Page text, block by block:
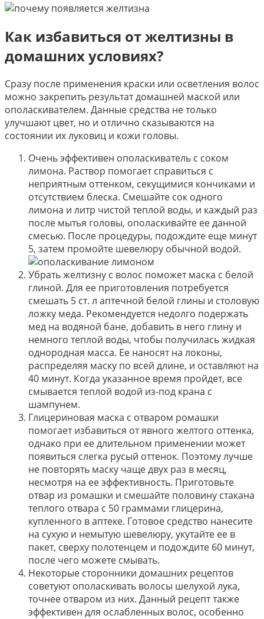
Как избавиться от желтизны в
домашних условиях?
Сразу после применения краски или осветления волос
можно закрепить результат домашней маской или
ополаскивателем. Данные средства не только
улучшают цвет, но и отлично сказываются на
состоянии их луковиц и кожи головы.
Очень эффективен ополаскиватель с соком
лимона. Раствор помогает справиться с
неприятным оттенком, секущимися кончиками и
отсутствием блеска. Смешайте сок одного
лимона и литр чистой теплой воды, и каждый раз
после мытья головы, ополаскивайте ее данной
смесью. После процедуры, подождите еще минут
5, затем промойте шевелюру обычной водой.
Убрать желтизну с волос поможет маска с белой
глиной. Для ее приготовления потребуется
смешать 5 ст. л аптечной белой глины и столовую
ложку меда. Рекомендуется недолго подержать
мед на водяной бане, добавить в него глину и
немного теплой воды, чтобы получилась жидкая
однородная масса. Ее наносят на локоны,
распределяя маску по всей длине, и оставляют на
40 минут. Когда указанное время пройдет, все
смывается теплой водой из-под крана с
шампунем.
Глицериновая маска с отваром ромашки
помогает избавиться от явного желтого оттенка,
однако при ее длительном применении может
появиться слегка русый оттенок. Поэтому лучше
не повторять маску чаще двух раз в месяц,
несмотря на ее эффективность. Приготовьте
отвар из ромашки и смешайте половину стакана
теплого отвара с 50 граммами глицерина,
купленного в аптеке. Готовое средство нанесите
на сухую и немытую шевелюру, укутайте ее в
пакет, сверху полотенцем и подождите 60 минут,
после чего можете смывать.
Некоторые сторонники домашних рецептов
советуют ополаскивать волосы шелухой лука,
точнее отваром из них. Данный рецепт также
эффективен для ослабленных волос, особенно